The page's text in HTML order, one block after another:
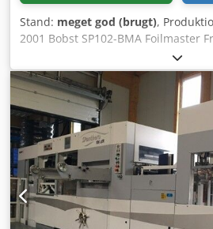
Stand: meget god (brugt),
2001 Bobst SP102-BMA Foilmaster
Kun 33.000 driftstimer! Udstyret
indføringssystem - Dobbeltark-
- Hot Foil enhed - 2 x honeycomb
udstansningsramme - 16
Snwmefx Adterf - Fremføringsaksler
levering/udlægning - Forhøjet (High
Specifikationer: Maks. arkformat:
arkformat: 350 mm x 400 mm
Pap/papir: 80-2000 g Bølget pap:
Gripkantsmargin: 9-15 mm
1010 mm Maks. hastighed: 7.500